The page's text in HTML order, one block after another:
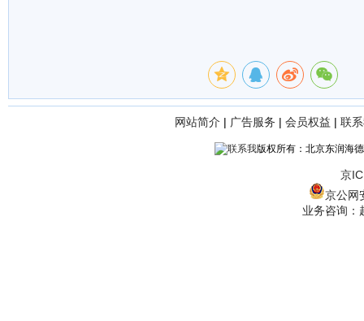
网站简介 | 广告服务 | 会员权益 | 联
版权所有：北京东润海
京
京公网
业务咨询：